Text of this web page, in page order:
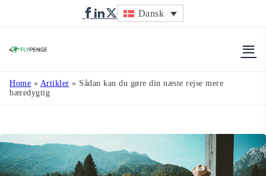
Dansk
Home » Artikler » Sådan kan du gøre din næste rejse mere
bæredygtig